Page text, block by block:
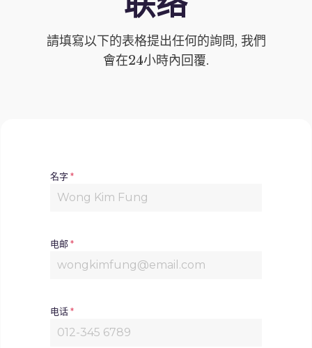
請填寫以下的表格提出任何的詢問, 我們
會在24小時內回覆.
名字 *
电邮*
电话*